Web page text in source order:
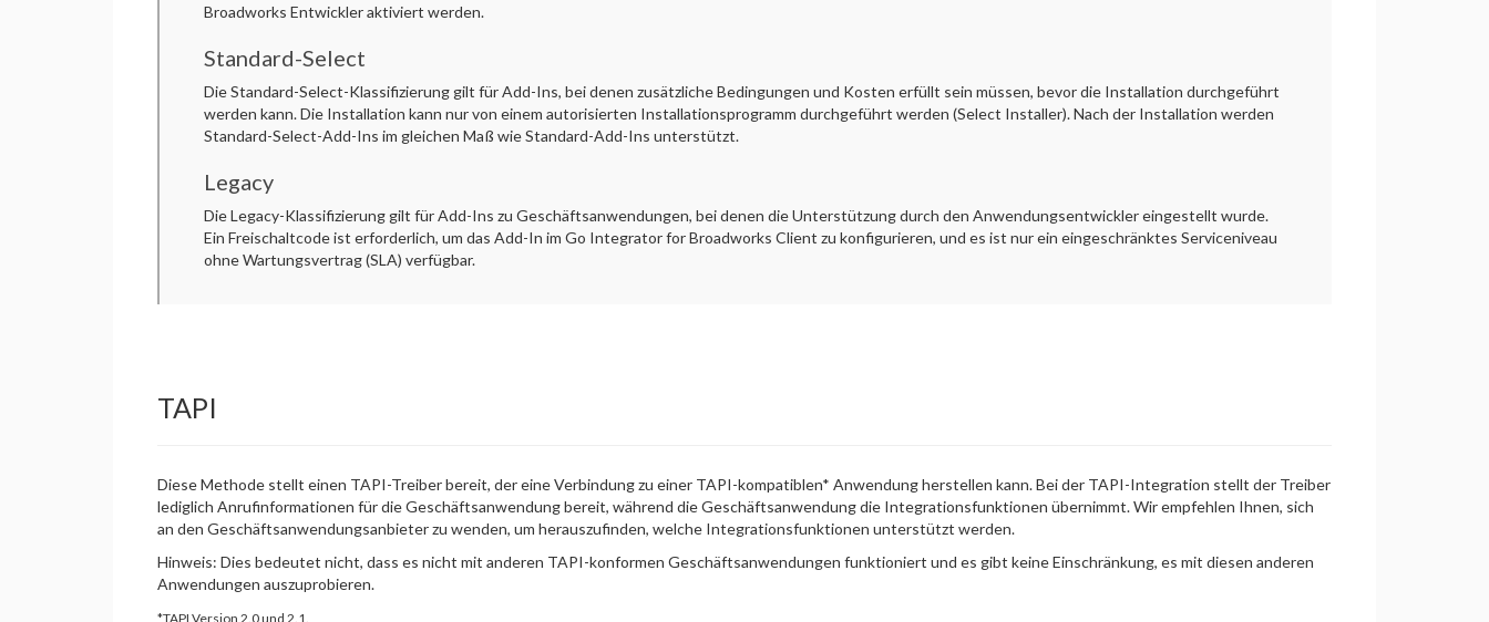
Broadworks Entwickler aktiviert werden.
Standard-Select
Die Standard-Select-Klassifizierung gilt für Add-Ins, bei denen zusätzliche Bedingungen und Kosten erfüllt sein müssen, bevor die Installation durchgeführt
werden kann. Die Installation kann nur von einem autorisierten Installationsprogramm durchgeführt werden (Select Installer). Nach der Installation werden
Standard-Select-Add-Ins im gleichen Maß wie Standard-Add-Ins unterstützt.
Legacy
Die Legacy-Klassifizierung gilt für Add-Ins zu Geschäftsanwendungen, bei denen die Unterstützung durch den Anwendungsentwickler eingestellt wurde.
Ein Freischaltcode ist erforderlich, um das Add-In im Go Integrator for Broadworks Client zu konfigurieren, und es ist nur ein eingeschränktes Serviceniveau
ohne Wartungsvertrag (SLA) verfügbar.
TAPI
Diese Methode stellt einen TAPI-Treiber bereit, der eine Verbindung zu einer TAPI-kompatiblen* Anwendung herstellen kann. Bei der TAPI-Integration stellt der Treiber
lediglich Anrufinformationen für die Geschäftsanwendung bereit, während die Geschäftsanwendung die Integrationsfunktionen übernimmt. Wir empfehlen Ihnen, sich
an den Geschäftsanwendungsanbieter zu wenden, um herauszufinden, welche Integrationsfunktionen unterstützt werden.
Hinweis: Dies bedeutet nicht, dass es nicht mit anderen TAPI-konformen Geschäftsanwendungen funktioniert und es gibt keine Einschränkung, es mit diesen anderen
Anwendungen auszuprobieren.
*TAPI Version 2.0 und 2.1.